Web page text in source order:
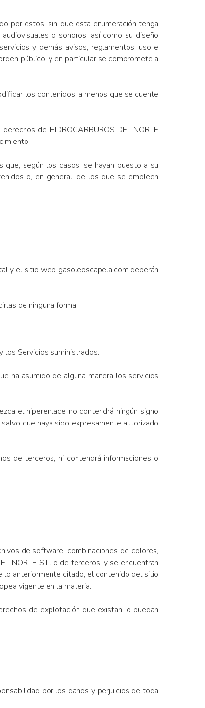
por estos, sin que esta enumeración tenga
o sonoros, así como su diseño
y demás avisos, reglamentos, uso e
público, y en particular se compromete a
los contenidos, a menos que se cuente
de HIDROCARBUROS DEL NORTE
según los casos, se hayan puesto a su
o, en general, de los que se empleen
y el sitio web gasoleoscapela.com deberán
de ninguna forma;
los Servicios suministrados.
ha asumido de alguna manera los servicios
el hiperenlace no contendrá ningún signo
que haya sido expresamente autorizado
de terceros, ni contendrá informaciones o
de software, combinaciones de colores,
NORTE S.L. o de terceros, y se encuentran
lo anteriormente citado, el contenido del sitio
vigente en la materia.
de explotación que existan, o puedan
por los daños y perjuicios de toda